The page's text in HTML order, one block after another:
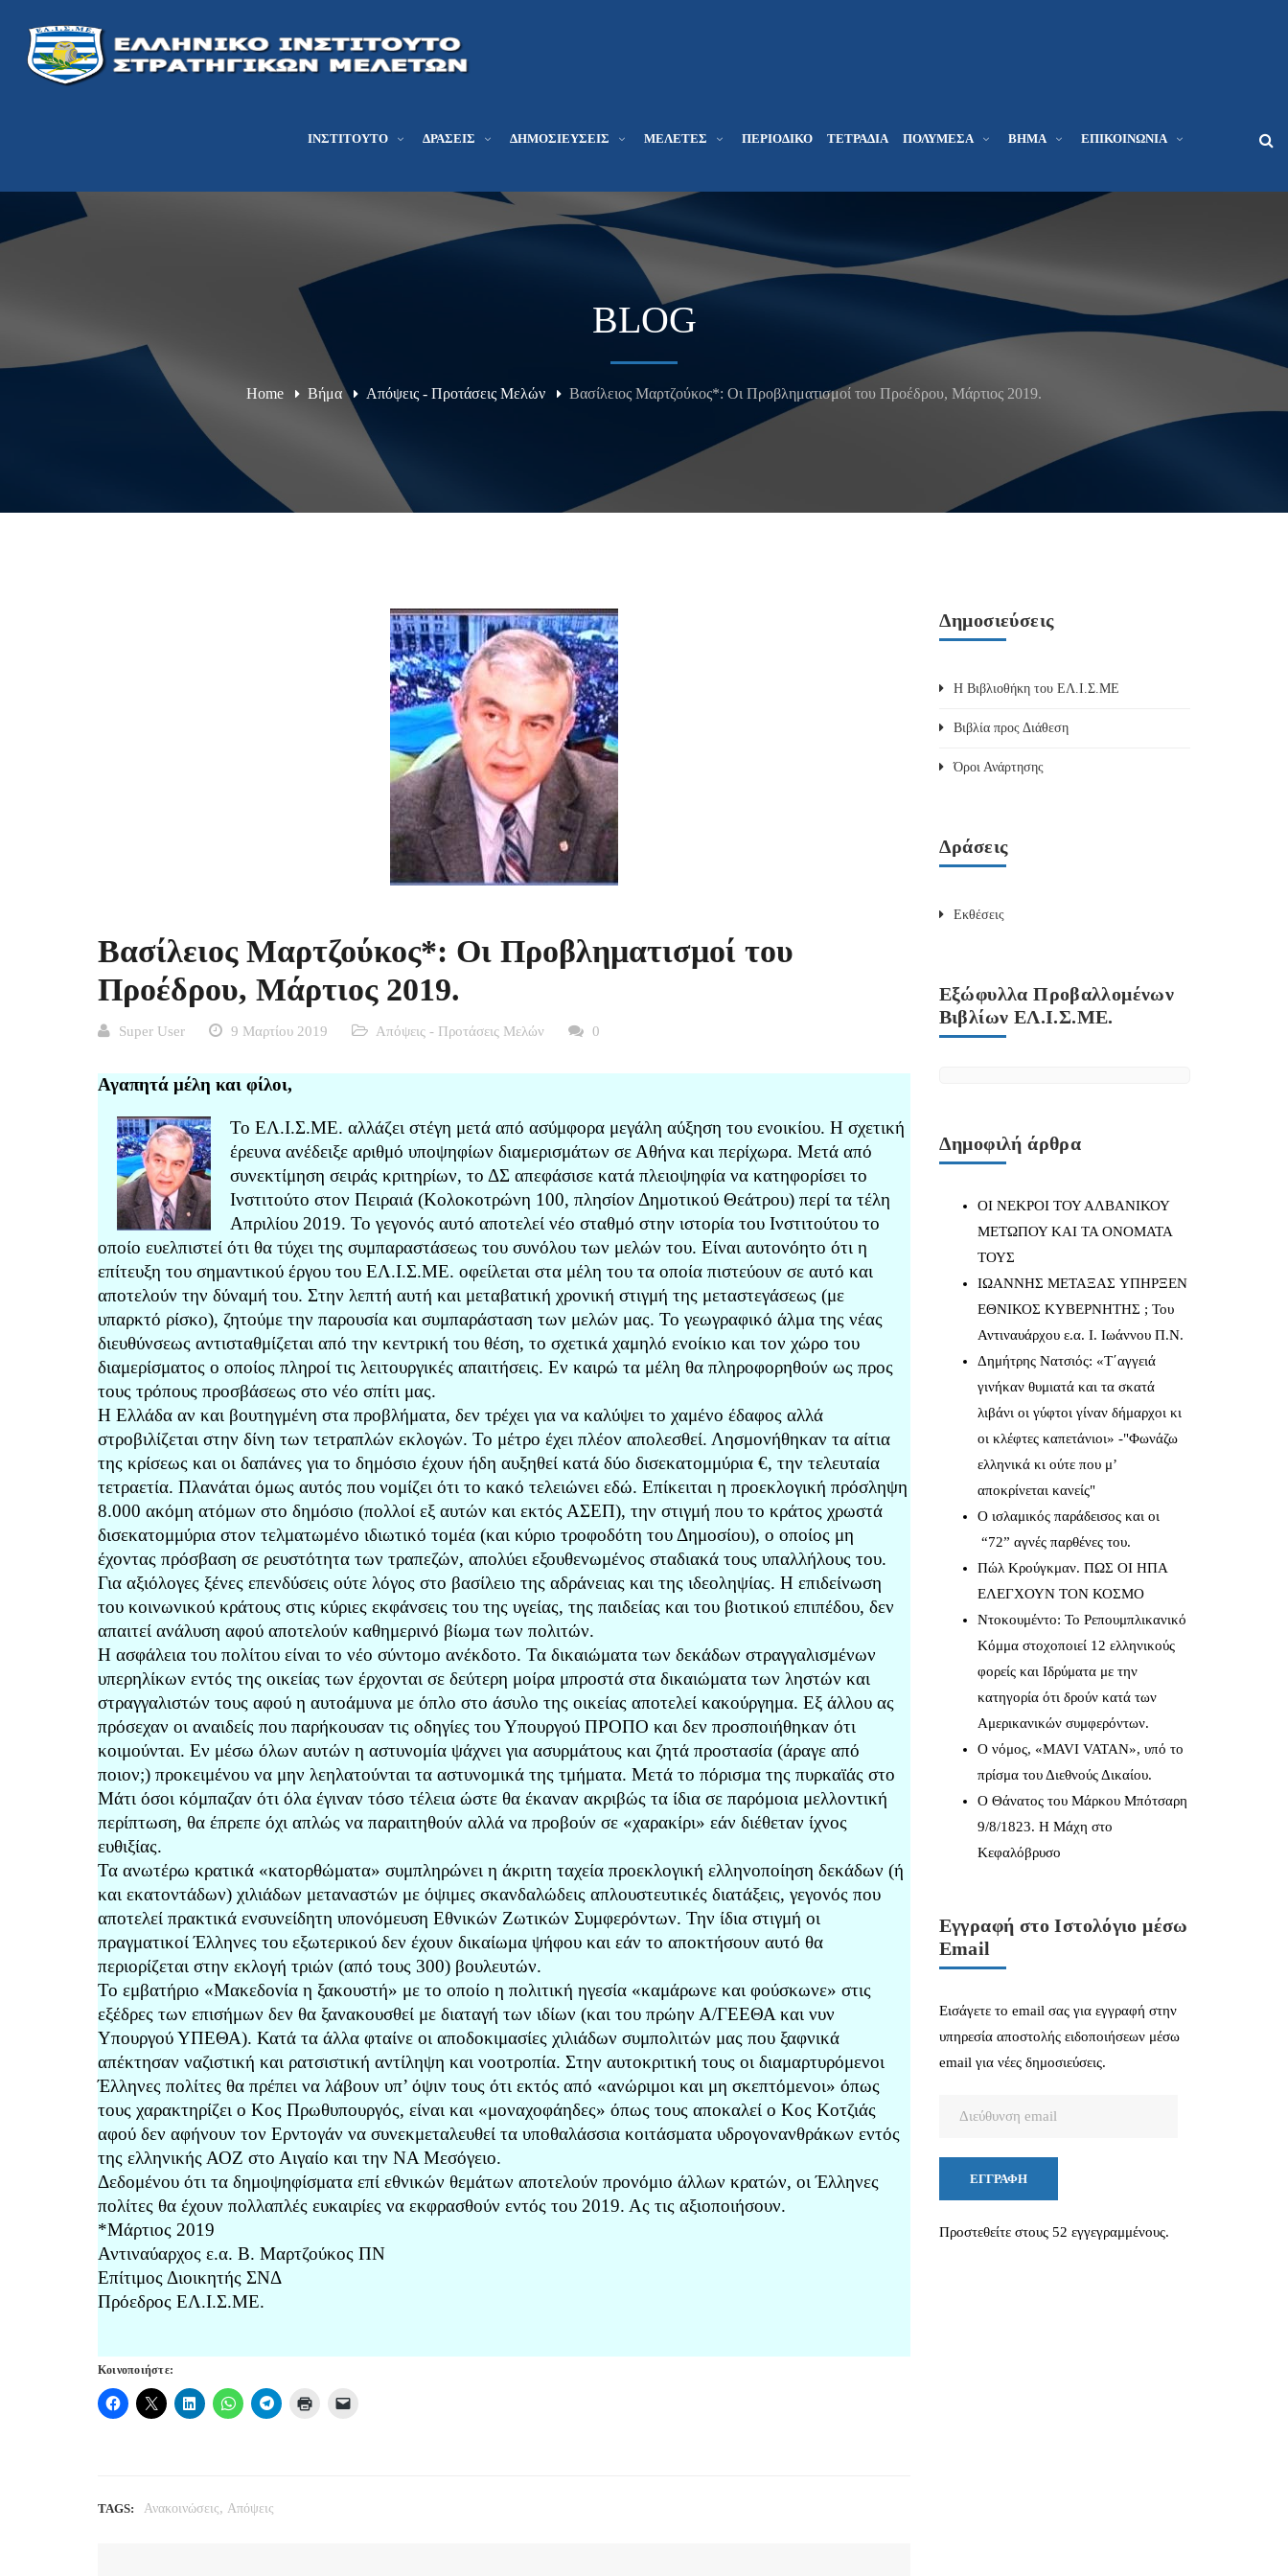
ΙΝΣΤΙΤΟΎΤΟ ΔΡΆΣΕΙΣ ΔΗΜΟΣΙΕΎΣΕΙΣ ΜΕΛΕΤΕΣ ΠΕΡΙΟΔΙΚΌ ΤΕΤΡΆΔΙΑ ΠΟΛΥΜΈΣΑ ΒΉΜΑ ΕΠΙΚΟΙΝΩΝΊΑ
BLOG
Home Βήμα Απόψεις - Προτάσεις Μελών Βασίλειος Μαρτζούκος*: Οι Προβληματισμοί του Προέδρου, Μάρτιος 2019.
Βασίλειος Μαρτζούκος*: Οι Προβληματισμοί του
Προέδρου, Μάρτιος 2019.
Super User 9 Μαρτίου 2019 Απόψεις - Προτάσεις Μελών 0
Αγαπητά μέλη και φίλοι,
Το ΕΛ.Ι.Σ.ΜΕ. αλλάζει στέγη μετά από ασύμφορα μεγάλη αύξηση του ενοικίου. Η σχετική
έρευνα ανέδειξε αριθμό υποψηφίων διαμερισμάτων σε Αθήνα και περίχωρα. Μετά από
συνεκτίμηση σειράς κριτηρίων, το ΔΣ απεφάσισε κατά πλειοψηφία να κατηφορίσει το
Ινστιτούτο στον Πειραιά (Κολοκοτρώνη 100, πλησίον Δημοτικού Θεάτρου) περί τα τέλη
Απριλίου 2019. Το γεγονός αυτό αποτελεί νέο σταθμό στην ιστορία του Ινστιτούτου το
οποίο ευελπιστεί ότι θα τύχει της συμπαραστάσεως του συνόλου των μελών του. Είναι αυτονόητο ότι η
επίτευξη του σημαντικού έργου του ΕΛ.Ι.Σ.ΜΕ. οφείλεται στα μέλη του τα οποία πιστεύουν σε αυτό και
αποτελούν την δύναμή του. Στην λεπτή αυτή και μεταβατική χρονική στιγμή της μεταστεγάσεως (με
υπαρκτό ρίσκο), ζητούμε την παρουσία και συμπαράσταση των μελών μας. Το γεωγραφικό άλμα της νέας
διευθύνσεως αντισταθμίζεται από την κεντρική του θέση, το σχετικά χαμηλό ενοίκιο και τον χώρο του
διαμερίσματος ο οποίος πληροί τις λειτουργικές απαιτήσεις. Εν καιρώ τα μέλη θα πληροφορηθούν ως προς
τους τρόπους προσβάσεως στο νέο σπίτι μας.
Η Ελλάδα αν και βουτηγμένη στα προβλήματα, δεν τρέχει για να καλύψει το χαμένο έδαφος αλλά
στροβιλίζεται στην δίνη των τετραπλών εκλογών. Το μέτρο έχει πλέον απολεσθεί. Λησμονήθηκαν τα αίτια
της κρίσεως και οι δαπάνες για το δημόσιο έχουν ήδη αυξηθεί κατά δύο δισεκατομμύρια €, την τελευταία
τετραετία. Πλανάται όμως αυτός που νομίζει ότι το κακό τελειώνει εδώ. Επίκειται η προεκλογική πρόσληψη
8.000 ακόμη ατόμων στο δημόσιο (πολλοί εξ αυτών και εκτός ΑΣΕΠ), την στιγμή που το κράτος χρωστά
δισεκατομμύρια στον τελματωμένο ιδιωτικό τομέα (και κύριο τροφοδότη του Δημοσίου), ο οποίος μη
έχοντας πρόσβαση σε ρευστότητα των τραπεζών, απολύει εξουθενωμένος σταδιακά τους υπαλλήλους του.
Για αξιόλογες ξένες επενδύσεις ούτε λόγος στο βασίλειο της αδράνειας και της ιδεοληψίας. Η επιδείνωση
του κοινωνικού κράτους στις κύριες εκφάνσεις του της υγείας, της παιδείας και του βιοτικού επιπέδου, δεν
απαιτεί ανάλυση αφού αποτελούν καθημερινό βίωμα των πολιτών.
Η ασφάλεια του πολίτου είναι το νέο σύντομο ανέκδοτο. Τα δικαιώματα των δεκάδων στραγγαλισμένων
υπερηλίκων εντός της οικείας των έρχονται σε δεύτερη μοίρα μπροστά στα δικαιώματα των ληστών και
στραγγαλιστών τους αφού η αυτοάμυνα με όπλο στο άσυλο της οικείας αποτελεί κακούργημα. Εξ άλλου ας
πρόσεχαν οι αναιδείς που παρήκουσαν τις οδηγίες του Υπουργού ΠΡΟΠΟ και δεν προσποιήθηκαν ότι
κοιμούνται. Εν μέσω όλων αυτών η αστυνομία ψάχνει για ασυρμάτους και ζητά προστασία (άραγε από
ποιον;) προκειμένου να μην λεηλατούνται τα αστυνομικά της τμήματα. Μετά το πόρισμα της πυρκαϊάς στο
Μάτι όσοι κόμπαζαν ότι όλα έγιναν τόσο τέλεια ώστε θα έκαναν ακριβώς τα ίδια σε παρόμοια μελλοντική
περίπτωση, θα έπρεπε όχι απλώς να παραιτηθούν αλλά να προβούν σε «χαρακίρι» εάν διέθεταν ίχνος
ευθιξίας.
Τα ανωτέρω κρατικά «κατορθώματα» συμπληρώνει η άκριτη ταχεία προεκλογική ελληνοποίηση δεκάδων (ή
και εκατοντάδων) χιλιάδων μεταναστών με όψιμες σκανδαλώδεις απλουστευτικές διατάξεις, γεγονός που
αποτελεί πρακτικά ενσυνείδητη υπονόμευση Εθνικών Ζωτικών Συμφερόντων. Την ίδια στιγμή οι
πραγματικοί Έλληνες του εξωτερικού δεν έχουν δικαίωμα ψήφου και εάν το αποκτήσουν αυτό θα
περιορίζεται στην εκλογή τριών (από τους 300) βουλευτών.
Το εμβατήριο «Μακεδονία η ξακουστή» με το οποίο η πολιτική ηγεσία «καμάρωνε και φούσκωνε» στις
εξέδρες των επισήμων δεν θα ξανακουσθεί με διαταγή των ιδίων (και του πρώην Α/ΓΕΕΘΑ και νυν
Υπουργού ΥΠΕΘΑ). Κατά τα άλλα φταίνε οι αποδοκιμασίες χιλιάδων συμπολιτών μας που ξαφνικά
απέκτησαν ναζιστική και ρατσιστική αντίληψη και νοοτροπία. Στην αυτοκριτική τους οι διαμαρτυρόμενοι
Έλληνες πολίτες θα πρέπει να λάβουν υπ’ όψιν τους ότι εκτός από «ανώριμοι και μη σκεπτόμενοι» όπως
τους χαρακτηρίζει ο Κος Πρωθυπουργός, είναι και «μοναχοφάηδες» όπως τους αποκαλεί ο Κος Κοτζιάς
αφού δεν αφήνουν τον Ερντογάν να συνεκμεταλευθεί τα υποθαλάσσια κοιτάσματα υδρογονανθράκων εντός
της ελληνικής ΑΟΖ στο Αιγαίο και την ΝΑ Μεσόγειο.
Δεδομένου ότι τα δημοψηφίσματα επί εθνικών θεμάτων αποτελούν προνόμιο άλλων κρατών, οι Έλληνες
πολίτες θα έχουν πολλαπλές ευκαιρίες να εκφρασθούν εντός του 2019. Ας τις αξιοποιήσουν.
*Μάρτιος 2019
Αντιναύαρχος ε.α. Β. Μαρτζούκος ΠΝ
Επίτιμος Διοικητής ΣΝΔ
Πρόεδρος ΕΛ.Ι.Σ.ΜΕ.
Κοινοποιήστε:
TAGS: Ανακοινώσεις, Απόψεις
Δημοσιεύσεις
Η Βιβλιοθήκη του ΕΛ.Ι.Σ.ΜΕ
Βιβλία προς Διάθεση
Όροι Ανάρτησης
Δράσεις
Εκθέσεις
Εξώφυλλα Προβαλλομένων
Βιβλίων ΕΛ.Ι.Σ.ΜΕ.
Δημοφιλή άρθρα
ΟΙ ΝΕΚΡΟΙ ΤΟΥ ΑΛΒΑΝΙΚΟΥ
ΜΕΤΩΠΟΥ ΚΑΙ ΤΑ ΟΝΟΜΑΤΑ
ΤΟΥΣ
IΩΑΝΝΗΣ ΜΕΤΑΞΑΣ YΠΗΡΞΕΝ
ΕΘΝΙΚΟΣ ΚΥΒΕΡΝΗΤΗΣ ; Του
Αντιναυάρχου ε.α. Ι. Ιωάννου Π.Ν.
Δημήτρης Νατσιός: «Τ΄αγγειά
γινήκαν θυμιατά και τα σκατά
λιβάνι οι γύφτοι γίναν δήμαρχοι κι
οι κλέφτες καπετάνιοι» -"Φωνάζω
ελληνικά κι ούτε που μ’
αποκρίνεται κανείς"
Ο ισλαμικός παράδεισος και οι
“72” αγνές παρθένες του.
Πώλ Κρούγκμαν. ΠΩΣ ΟΙ ΗΠΑ
ΕΛΕΓΧΟΥΝ ΤΟΝ ΚΟΣΜΟ
Ντοκουμέντο: Το Ρεπουμπλικανικό
Κόμμα στοχοποιεί 12 ελληνικούς
φορείς και Ιδρύματα με την
κατηγορία ότι δρούν κατά των
Αμερικανικών συμφερόντων.
Ο νόμος, «MAVI VATAN», υπό το
πρίσμα του Διεθνούς Δικαίου.
Ο Θάνατος του Μάρκου Μπότσαρη
9/8/1823. Η Μάχη στο
Κεφαλόβρυσο
Εγγραφή στο Ιστολόγιο μέσω
Email
Εισάγετε το email σας για εγγραφή στην
υπηρεσία αποστολής ειδοποιήσεων μέσω
email για νέες δημοσιεύσεις.
ΕΓΓΡΑΦΉ
Προστεθείτε στους 52 εγγεγραμμένους.